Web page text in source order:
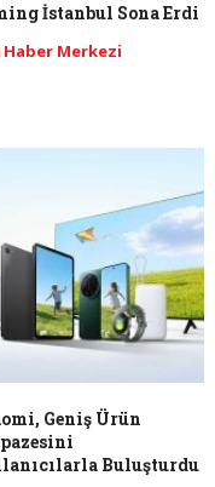
İstanbul Sona Erdi
Haber Merkezi
Geniş Ürün
Buluşturdu